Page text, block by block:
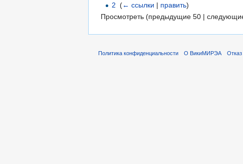
2 ‎(← ссылки | править)
Просмотреть (предыдущие 50 |
Политика конфиденциальности О ВикиМИРЭА Отказ